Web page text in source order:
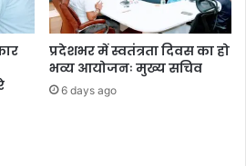
प्रदेशभर में स्वतंत्रता दिवस का हो
भव्य आयोजनः मुख्य सचिव
6 days ago